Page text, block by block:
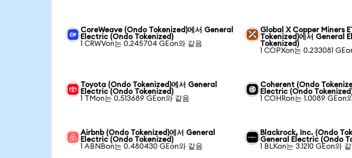
CoreWeave (Ondo Tokenized)에서 General
Electric (Ondo Tokenized)
1 CRWVon는 0.245704 GEon와 같음
Global X Copper Miners
Tokenized)에서 General
Tokenized)
1 COPXon는 0.233081
Toyota (Ondo Tokenized)에서 General
Electric (Ondo Tokenized)
1 TMon는 0.513689 GEon와 같음
Coherent (Ondo
Electric (Ondo
1 COHRon는 1.0089 GEon
Airbnb (Ondo Tokenized)에서 General
Electric (Ondo Tokenized)
1 ABNBon는 0.480430 GEon와 같음
Blackrock, Inc. (Ondo
General Electric (Ondo
1 BLKon는 3.1210 GEon와